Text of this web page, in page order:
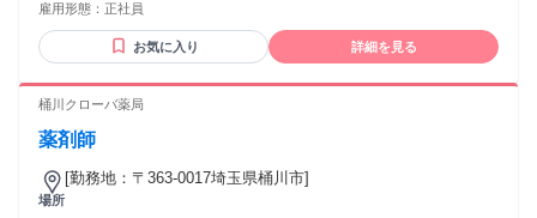
雇用形態： 正社員
お気に入り 詳細を見る
桶川クローバ薬局
薬剤師
場所
[勤務地：〒363-0017埼玉県桶川市]